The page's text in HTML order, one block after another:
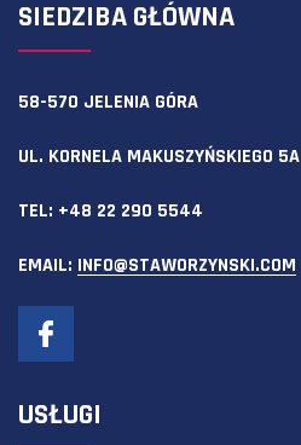
SIEDZIBA GŁÓWNA
58-570 JELENIA GÓRA
UL. KORNELA MAKUSZYŃSKIEGO 5A
TEL: +48 22 290 5544
EMAIL: INFO@STAWORZYNSKI.COM
USŁUGI